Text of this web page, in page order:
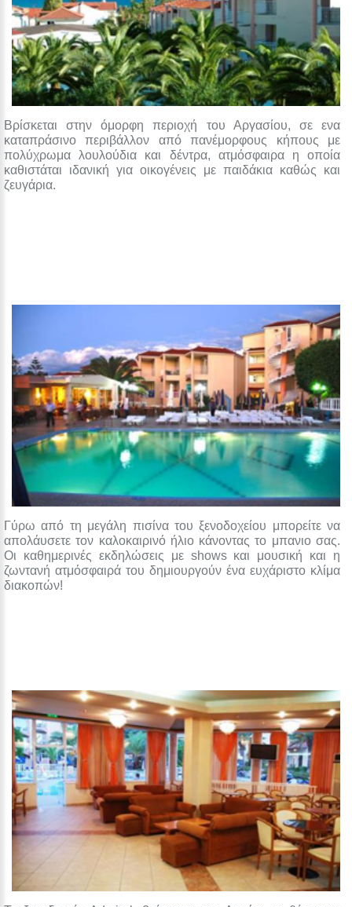
Βρίσκεται στην όμορφη περιοχή του Αργασίου, σε ενα
καταπράσινο περιβάλλον από πανέμορφους κήπους με
πολύχρωμα λουλούδια και δέντρα, ατμόσφαιρα η οποία
καθιστάται ιδανική για οικογένεις με παιδάκια καθώς και
ζευγάρια.
Γύρω από τη μεγάλη πισίνα του ξενοδοχείου μπορείτε να
απολάυσετε τον καλοκαιρινό ήλιο κάνοντας το μπανιο σας.
Οι καθημερινές εκδηλώσεις με shows και μουσική και η
ζωντανή ατμόσφαιρά του δημιουργούν ένα ευχάριστο κλίμα
διακοπών!